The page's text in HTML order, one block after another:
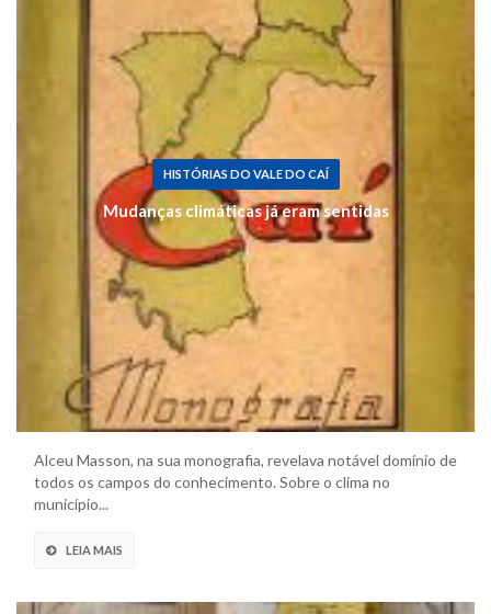
HISTÓRIAS DO VALE DO CAÍ
Mudanças climáticas já eram sentidas
Alceu Masson, na sua monografia, revelava notável domínio de
todos os campos do conhecimento. Sobre o clima no
município...
LEIA MAIS